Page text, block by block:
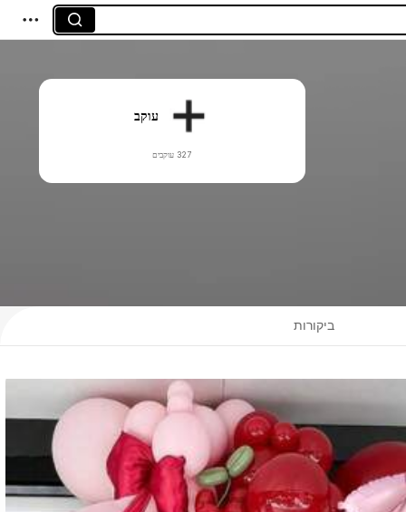
עוקב
327 עוקבים
ביקורות